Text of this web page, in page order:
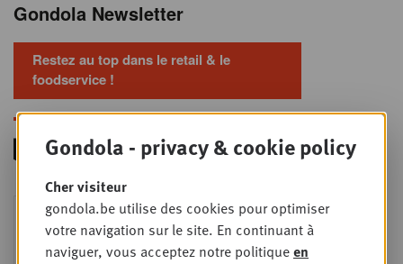
Gondola Newsletter
Restez au top dans le retail & le
foodservice !
MER
9
SEPT
Foodservice - Joint
business planning
Intro to Negotiation: Succes aan de
Gondola - privacy & cookie policy
Cher visiteur
gondola.be utilise des cookies pour optimiser
votre navigation sur le site. En continuant à
naviguer, vous acceptez notre politiqueen